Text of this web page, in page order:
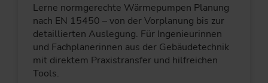
Lerne normgerechte Wärmepumpen Planung
nach EN 15450 – von der Vorplanung bis zur
detaillierten Auslegung. Für Ingenieurinnen
und Fachplanerinnen aus der Gebäudetechnik
mit direktem Praxistransfer und hilfreichen
Tools.